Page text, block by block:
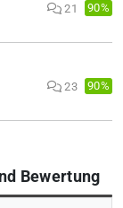
21 90%
23 90%
Bewertung